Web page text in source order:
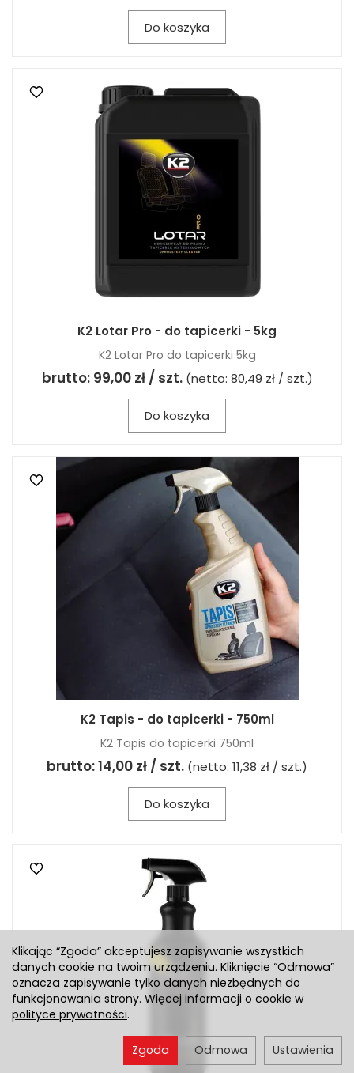
Do koszyka
K2 Lotar Pro - do tapicerki - 5kg
K2 Lotar Pro do tapicerki 5kg
brutto: 99,00 zł / szt. (netto: 80,49 zł / szt.)
Do koszyka
K2 Tapis - do tapicerki - 750ml
K2 Tapis do tapicerki 750ml
brutto:14,00 zł / szt. (netto: 11,38 zł / szt.)
Do koszyka
Klikając “Zgoda” akceptujesz zapisywanie wszystkich
danych cookie na twoim urządzeniu. Kliknięcie “Odmowa”
oznacza zapisywanie tylko danych niezbędnych do
funkcjonowania strony. Więcej informacji o cookie w
polityce prywatności.
Ustawienia
Odmowa
Zgoda